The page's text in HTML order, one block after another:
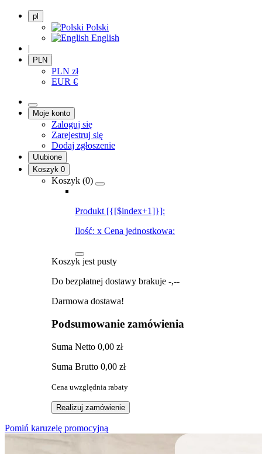
pl
Polski
English
|
PLN
PLN zł
EUR €
Moje konto
Zaloguj się
Zarejestruj się
Dodaj zgłoszenie
Ulubione
Koszyk 0
Koszyk (0)
Produkt [{[$index+1]}]:
Ilość: x Cena jednostkowa:
Koszyk jest pusty
Do bezpłatnej dostawy brakuje -,--
Darmowa dostawa!
Podsumowanie zamówienia
Suma Netto 0,00 zł
Suma Brutto 0,00 zł
Cena uwzględnia rabaty
Realizuj zamówienie
Pomiń karuzelę promocyjną